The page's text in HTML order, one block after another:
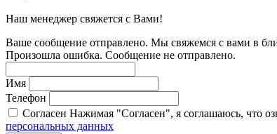
Наш менеджер свяжется с Вами!
Ваше сообщение отправлено. Мы свяжемся с вами в
Произошла ошибка. Сообщение не отправлено.
Имя
Телефон
Согласен Нажимая "Согласен", я соглашаюсь, что
персональных данных